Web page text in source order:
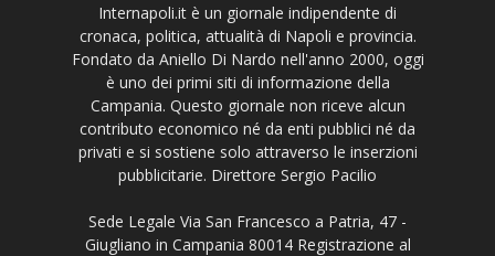
Internapoli.it è un giornale indipendente di
cronaca, politica, attualità di Napoli e provincia.
Fondato da Aniello Di Nardo nell'anno 2000, oggi
è uno dei primi siti di informazione della
Campania. Questo giornale non riceve alcun
contributo economico né da enti pubblici né da
privati e si sostiene solo attraverso le inserzioni
pubblicitarie. Direttore Sergio Pacilio
Sede Legale Via San Francesco a Patria, 47 -
Giugliano in Campania 80014 Registrazione al